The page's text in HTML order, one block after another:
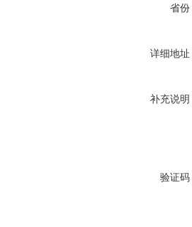
省份
详细地址
补充说明
验证码